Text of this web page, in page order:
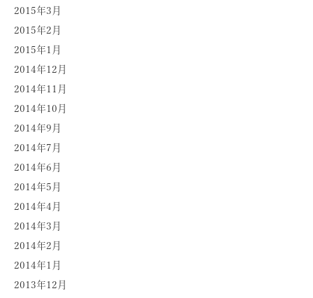
2015年3月
2015年2月
2015年1月
2014年12月
2014年11月
2014年10月
2014年9月
2014年7月
2014年6月
2014年5月
2014年4月
2014年3月
2014年2月
2014年1月
2013年12月